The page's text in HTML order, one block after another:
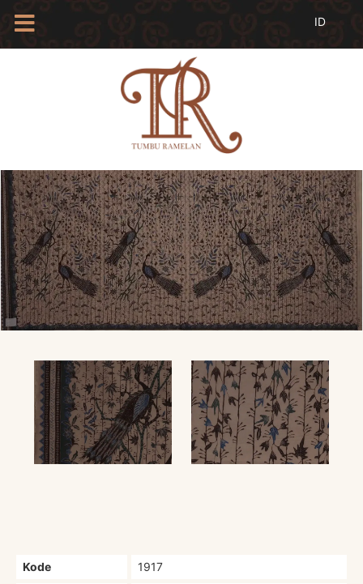
PROFIL
INSAN
BATIK
KAMUS
BATIK
KATALOG
BATIK
TANYA
JAWAB
LINKS
Kode 1917